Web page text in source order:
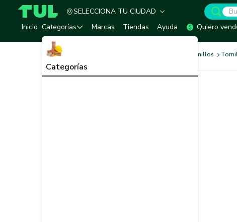
TUL - Tu Marketplace de Construcción
SELECCIONA TU CIUDAD
Inicio Categorías
Categorías
Marcas Tiendas Ayuda Quiero
Tornillos